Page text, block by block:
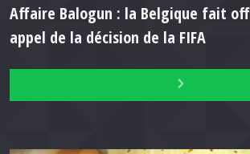
Affaire Balogun : la Belgique fait
appel de la décision de la FIFA